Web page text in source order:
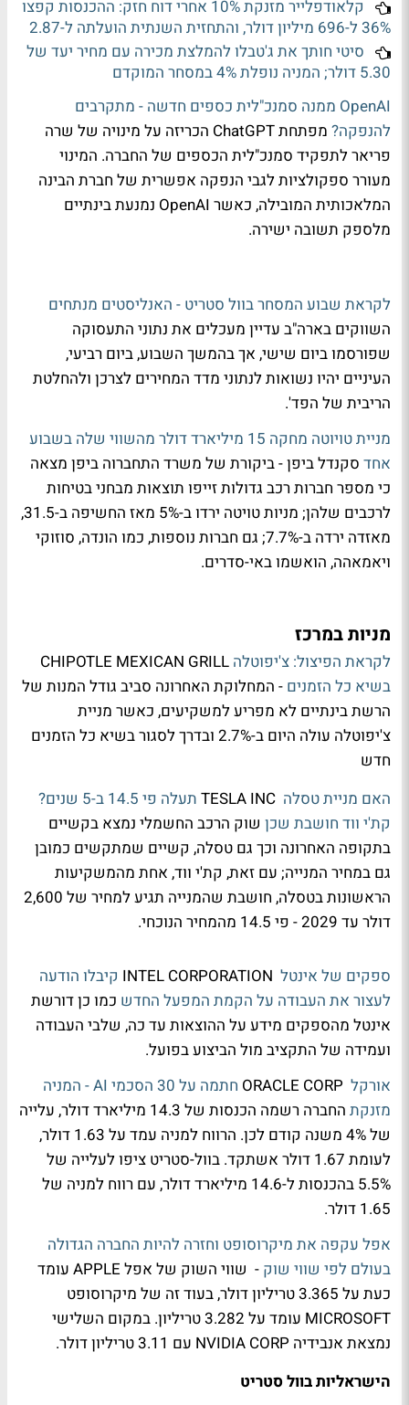
קלאודפלייר מזנקת 10% אחרי דוח חזק: ההכנסות קפצו
36% ל-696 מיליון דולר, והתחזית השנתית הועלתה ל-2.87
סיטי חותך את ג'טבלו להמלצת מכירה עם מחיר יעד של
5.30 דולר; המניה נופלת 4% במסחר המוקדם
OpenAI ממנה סמנכ"לית כספים חדשה - מתקרבים
להנפקה?
מפתחת ChatGPT הכריזה על מינויה של שרה
פריאר לתפקיד סמנכ"לית הכספים של החברה. המינוי
מעורר ספקולציות לגבי הנפקה אפשרית של חברת הבינה
המלאכותית המובילה, כאשר OpenAI נמנעת בינתיים
מלספק תשובה ישירה.
לקראת שבוע המסחר בוול סטריט - האנליסטים מנתחים
השווקים בארה"ב עדיין מעכלים את נתוני התעסוקה
שפורסמו ביום שישי, אך בהמשך השבוע, ביום רביעי,
העיניים יהיו נשואות לנתוני מדד המחירים לצרכן ולהחלטת
הריבית של הפד'.
מניית טויוטה מחקה 15 מיליארד דולר מהשווי שלה בשבוע
אחד סקנדל ביפן - ביקורת של משרד התחברוה ביפן מצאה
כי מספר חברות רכב גדולות זייפו תוצאות מבחני בטיחות
לרכבים שלהן; מניות טויטה ירדו ב-5% מאז החשיפה ב-31.5,
מאזדה ירדה ב-7.7%; גם חברות נוספות, כמו הונדה, סוזוקי
ויאמאהה, הואשמו באי-סדרים.
מניות במרכז
לקראת הפיצול: צ'יפוטלה
בשיא כל הזמנים - המחלוקת האחרונה סביב גודל המנות של
הרשת בינתיים לא מפריע למשקיעים, כאשר מניית
צ'יפוטלה עולה היום ב-2.7% ובדרך לסגור בשיא כל הזמנים
חדש
האם מניית טסלה
תעלה פי 14.5 ב-5 שנים?
קת'י ווד חושבת שכן שוק הרכב החשמלי נמצא בקשיים
בתקופה האחרונה וכך גם טסלה, קשיים שמתקשים כמובן
גם במחיר המנייה; עם זאת, קת'י ווד, אחת מהמשקיעות
הראשונות בטסלה, חושבת שהמנייה תגיע למחיר של 2,600
דולר עד 2029 - פי 14.5 מהמחיר הנוכחי.
ספקים של אינטל
קיבלו הודעה
לעצור את העבודה על הקמת המפעל החדש כמו כן דורשת
אינטל מהספקים מידע על ההוצאות עד כה, שלבי העבודה
ועמידה של התקציב מול הביצוע בפועל.
אורקל
חתמה על 30 הסכמי AI - המניה
מזנקת
החברה רשמה הכנסות של 14.3 מיליארד דולר, עלייה
של 4% משנה קודם לכן. הרווח למניה עמד על 1.63 דולר,
לעומת 1.67 דולר אשתקד. בוול-סטריט ציפו לעלייה של
5.5% בהכנסות ל-14.6 מיליארד דולר, עם רווח למניה של
1.65 דולר.
אפל עקפה את מיקרוסופט וחזרה להיות החברה הגדולה
בעולם לפי שווי שוק
- שווי השוק של אפל APPLE עומד
כעת על 3.365 טריליון דולר, בעוד זה של מיקרוסופט
MICROSOFT עומד על 3.282 טריליון. במקום השלישי
נמצאת אנבידיה NVIDIA CORP עם 3.11 טריליון דולר.
הישראליות בוול סטריט